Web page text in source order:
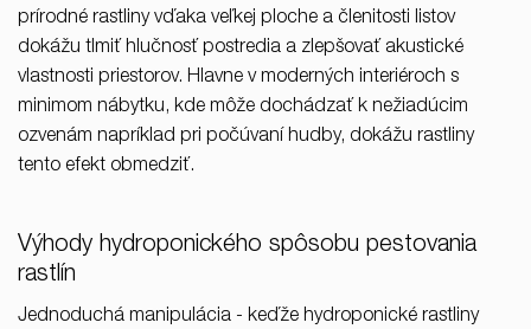
prírodné rastliny vďaka veľkej ploche a členitosti listov
dokážu tlmiť hlučnosť postredia a zlepšovať akustické
vlastnosti priestorov. Hlavne v moderných interiéroch s
minimom nábytku, kde môže dochádzať k nežiadúcim
ozvenám napríklad pri počúvaní hudby, dokážu rastliny
tento efekt obmedziť.
Výhody hydroponického spôsobu pestovania
rastlín
Jednoduchá manipulácia - keďže hydroponické rastliny